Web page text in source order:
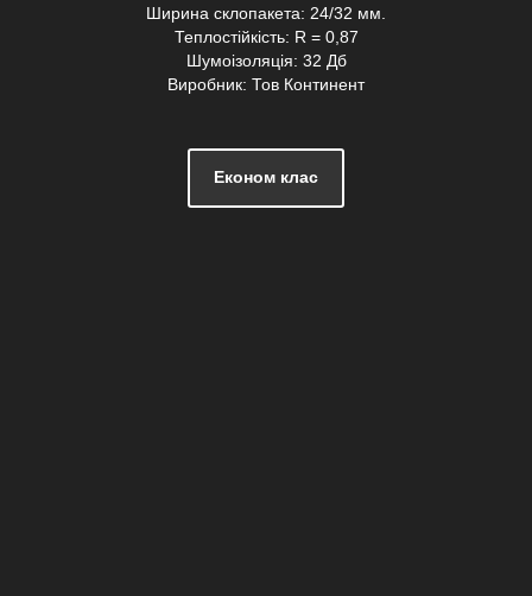
Ширина склопакета: 24/32 мм.
Теплостійкість: R = 0,87
Шумоізоляція: 32 Дб
Виробник: Тов Континент
Економ клас